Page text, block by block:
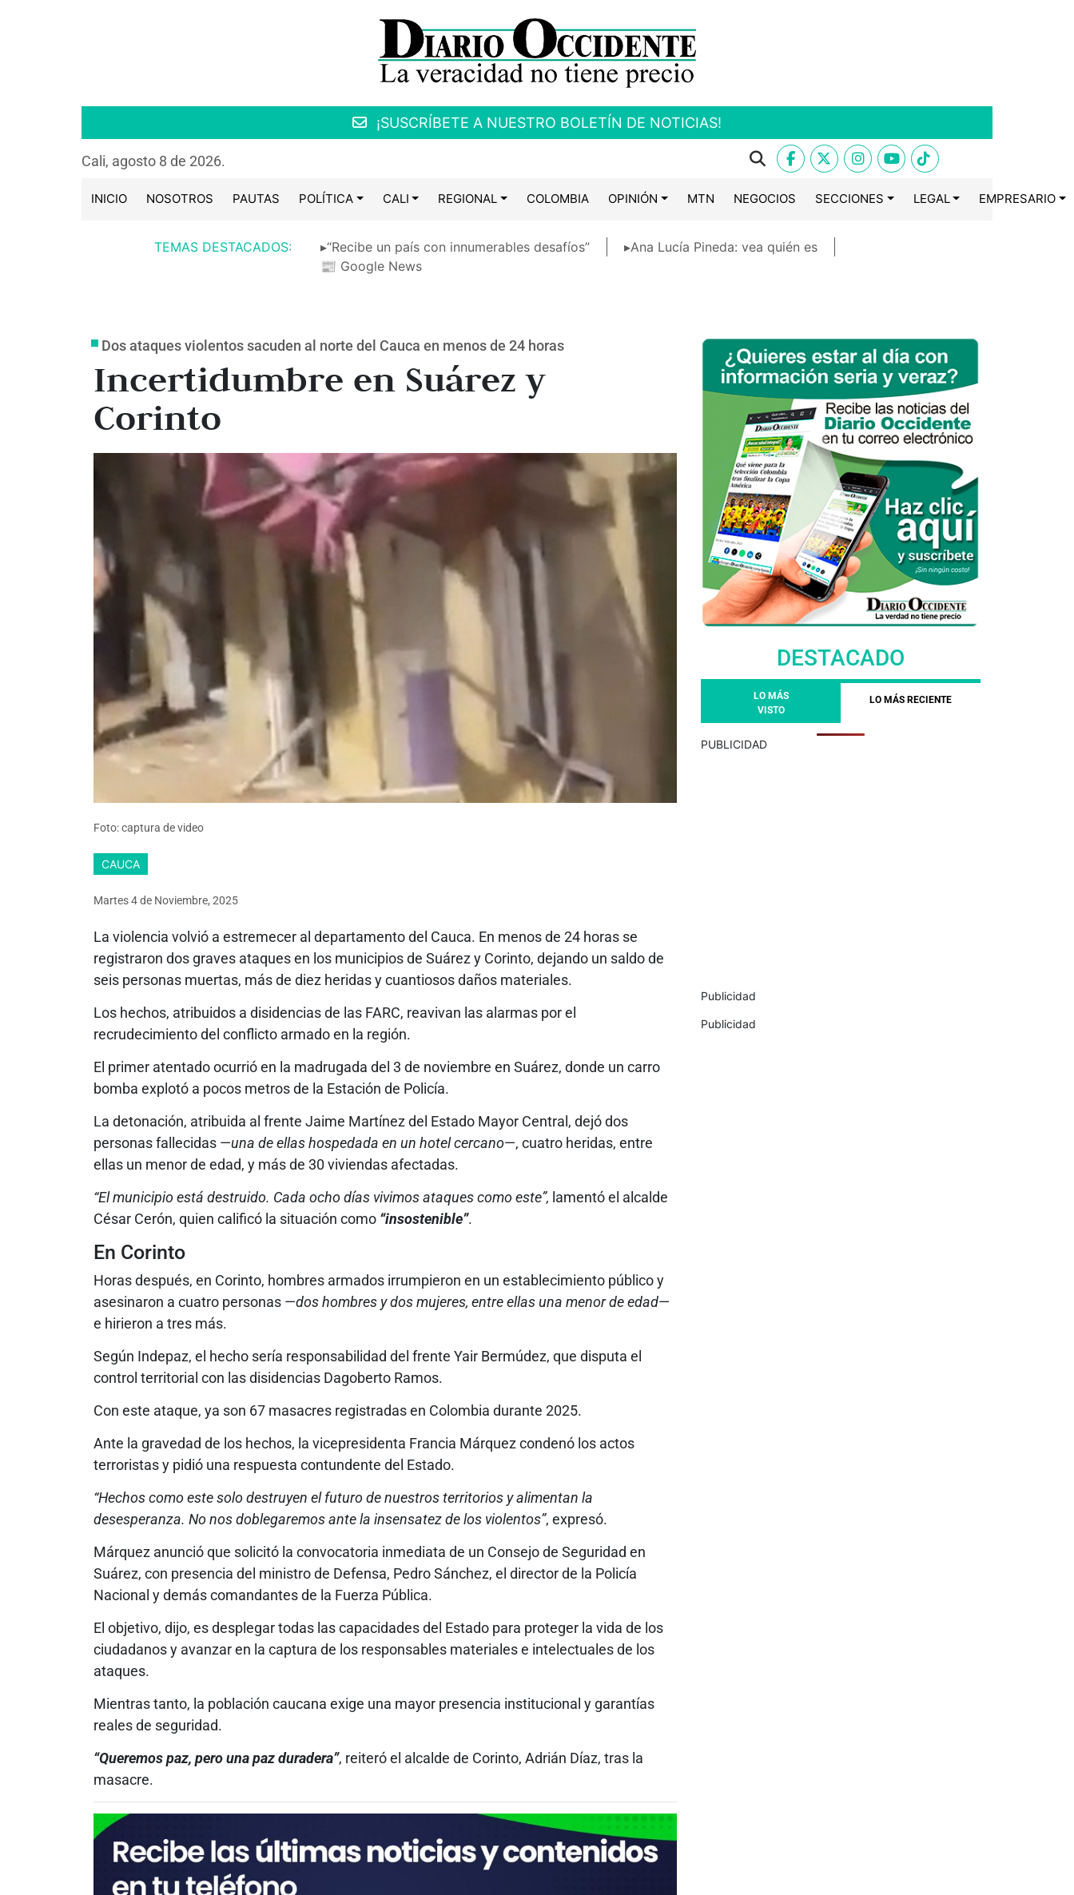
¡SUSCRÍBETE A NUESTRO BOLETÍN DE NOTICIAS!
Cali, agosto 8 de 2026.
INICIO NOSOTROS PAUTAS POLÍTICA CALI REGIONAL COLOMBIA OPINIÓN MTN NEGOCIOS SECCIONES LEGAL EMPRESARIO
TEMAS DESTACADOS: ▸“Recibe un país con innumerables desafíos”
▸Ana Lucía Pineda: vea quién es
📰 Google News
Dos ataques violentos sacuden al norte del Cauca en menos de 24 horas
Incertidumbre en Suárez y
Corinto
Foto: captura de video
CAUCA
Martes 4de Noviembre, 2025
La violencia volvió a estremecer al departamento del Cauca. En menos de 24 horas se
registraron dos graves ataques en los municipios de Suárez y Corinto, dejando un saldo de
seis personas muertas, más de diez heridas y cuantiosos daños materiales.
Los hechos, atribuidos a disidencias de las FARC, reavivan las alarmas por el
recrudecimiento del conflicto armado en la región.
El primer atentado ocurrió en la madrugada del 3 de noviembre en Suárez, donde un carro
bomba explotó a pocos metros de la Estación de Policía.
La detonación, atribuida al frente Jaime Martínez del Estado Mayor Central, dejó dos
personas fallecidas —una de ellas hospedada en un hotel cercano—, cuatro heridas, entre
ellas un menor de edad, y más de 30 viviendas afectadas.
“El municipio está destruido. Cada ocho días vivimos ataques como este”, lamentó el alcalde
César Cerón, quien calificó la situación como “insostenible”.
En Corinto
Horas después, en Corinto, hombres armados irrumpieron en un establecimiento público y
asesinaron a cuatro personas —dos hombres y dos mujeres, entre ellas una menor de edad—
e hirieron a tres más.
Según Indepaz, el hecho sería responsabilidad del frente Yair Bermúdez, que disputa el
control territorial con las disidencias Dagoberto Ramos.
Con este ataque, ya son 67 masacres registradas en Colombia durante 2025.
Ante la gravedad de los hechos, la vicepresidenta Francia Márquez condenó los actos
terroristas y pidió una respuesta contundente del Estado.
“Hechos como este solo destruyen el futuro de nuestros territorios y alimentan la
desesperanza. No nos doblegaremos ante la insensatez de los violentos”, expresó.
Márquez anunció que solicitó la convocatoria inmediata de un Consejo de Seguridad en
Suárez, con presencia del ministro de Defensa, Pedro Sánchez, el director de la Policía
Nacional y demás comandantes de la Fuerza Pública.
El objetivo, dijo, es desplegar todas las capacidades del Estado para proteger la vida de los
ciudadanos y avanzar en la captura de los responsables materiales e intelectuales de los
ataques.
Mientras tanto, la población caucana exige una mayor presencia institucional y garantías
reales de seguridad.
“Queremos paz, pero una paz duradera”, reiteró el alcalde de Corinto, Adrián Díaz, tras la
masacre.
DESTACADO
LO MÁS
VISTO
LO MÁS RECIENTE
PUBLICIDAD
Publicidad
Publicidad